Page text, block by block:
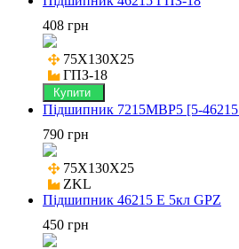
408 грн
75X130X25
ГПЗ-18
Купити
Підшипник 7215MВP5 [5-
790 грн
75X130X25
ZKL
Підшипник 46215 E 5кл GPZ
450 грн